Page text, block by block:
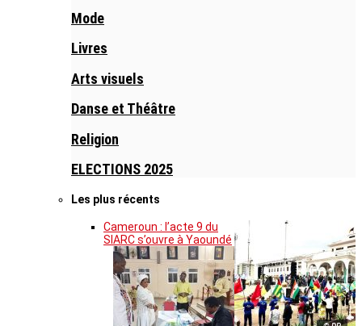
Mode
Livres
Arts visuels
Danse et Théâtre
Religion
ELECTIONS 2025
Les plus récents
Cameroun : l’acte 9 du
SIARC s’ouvre à Yaoundé